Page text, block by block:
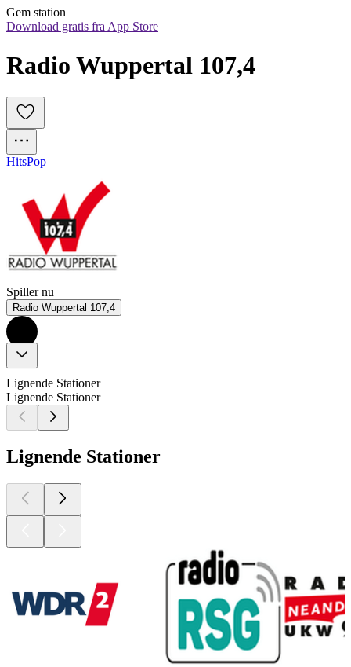
Gem station
Download gratis fra App Store
Radio Wuppertal 107,4
HitsPop
Spiller nu
Radio Wuppertal 107,4
Lignende Stationer
Lignende Stationer
Lignende Stationer